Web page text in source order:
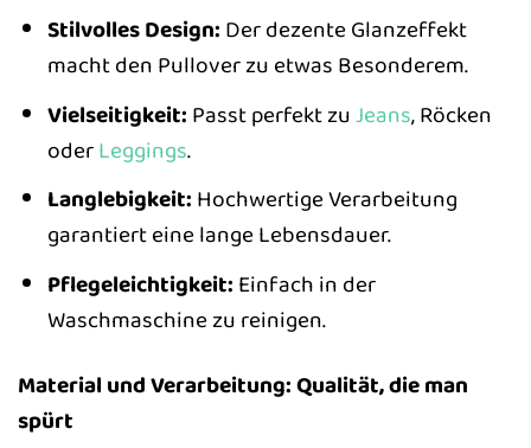
Stilvolles Design: Der dezente Glanzeffekt
macht den Pullover zu etwas Besonderem.
Vielseitigkeit: Passt perfekt zuJeans, Röcken
oderLeggings.
Langlebigkeit: Hochwertige Verarbeitung
garantiert eine lange Lebensdauer.
Pflegeleichtigkeit: Einfach in der
Waschmaschine zu reinigen.
Material und Verarbeitung: Qualität, die man
spürt